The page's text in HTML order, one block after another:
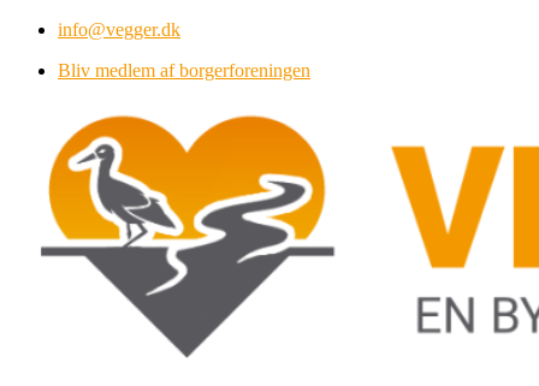
Videre
indhold
info@vegger.dk
Bliv medlem af borgerforeningen